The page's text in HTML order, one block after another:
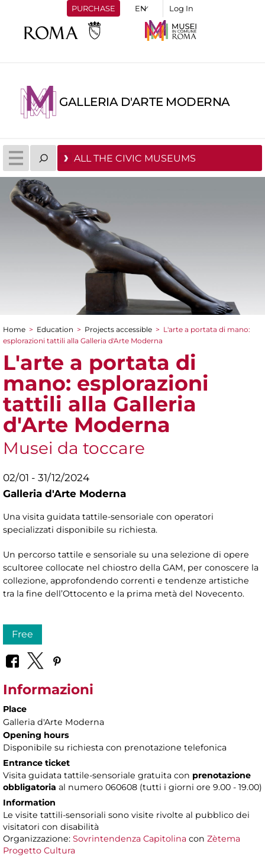
PURCHASE Log In
GALLERIA D'ARTE MODERNA
ALL THE CIVIC MUSEUMS
You are here
Home > Education > Projects accessible > L'arte a portata di mano:
esplorazioni tattili alla Galleria d'Arte Moderna
L'arte a portata di
mano: esplorazioni
tattili alla Galleria
d'Arte Moderna
Musei da toccare
02/01 - 31/12/2024
Galleria d'Arte Moderna
Una visita guidata tattile-sensoriale con operatori
specializzati disponibile su richiesta.
Un percorso tattile e sensoriale su una selezione di opere
scultoree collocate nel chiostro della GAM, per conoscere la
collezione, approfondendo correnti e tendenze artistiche
tra la fine dell’Ottocento e la prima metà del Novecento.
Free
Informazioni
Place
Galleria d'Arte Moderna
Opening hours
Disponibile su richiesta con prenotazione telefonica
Entrance ticket
Visita guidata tattile-sensoriale gratuita con prenotazione
obbligatoria al numero 060608 (tutti i giorni ore 9.00 - 19.00)
Information
Le visite tattili-sensoriali sono visite rivolte al pubblico dei
visitatori con disabilità
Organizzazione: Sovrintendenza Capitolina con Zètema
Progetto Cultura